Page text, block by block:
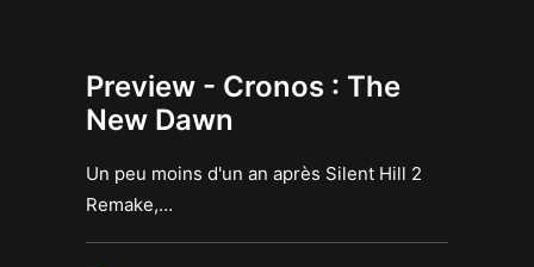
Preview - Cronos : The
New Dawn
Un peu moins d'un an après Silent Hill 2
Remake,…